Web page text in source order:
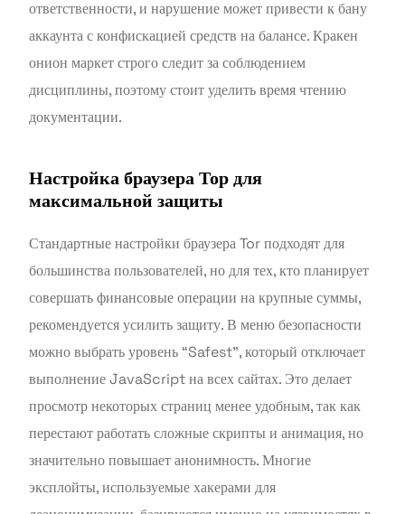
ответственности, и нарушение может привести к бану
аккаунта с конфискацией средств на балансе. Кракен
онион маркет строго следит за соблюдением
дисциплины, поэтому стоит уделить время чтению
документации.
Настройка браузера Тор для
максимальной защиты
Стандартные настройки браузера Tor подходят для
большинства пользователей, но для тех, кто планирует
совершать финансовые операции на крупные суммы,
рекомендуется усилить защиту. В меню безопасности
можно выбрать уровень “Safest”, который отключает
выполнение JavaScript на всех сайтах. Это делает
просмотр некоторых страниц менее удобным, так как
перестают работать сложные скрипты и анимация, но
значительно повышает анонимность. Многие
эксплойты, используемые хакерами для